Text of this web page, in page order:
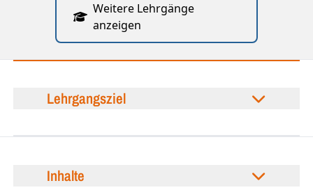
Weitere Lehrgänge
anzeigen
Lehrgangsziel
Inhalte